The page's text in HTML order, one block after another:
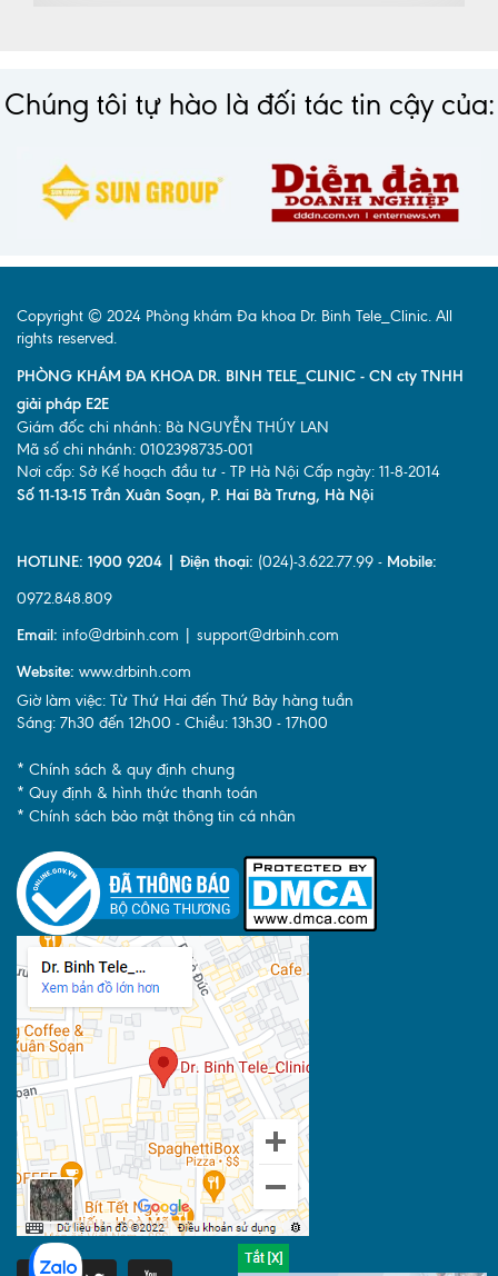
Chúng tôi tự hào là đối tác tin cậy của:
Copyright © 2024 Phòng khám Đa khoa Dr. Binh Tele_Clinic. All
rights reserved.
PHÒNG KHÁM ĐA KHOA DR. BINH TELE_CLINIC - CN cty TNHH
giải pháp E2E
Giám đốc chi nhánh: Bà NGUYỄN THÚY LAN
Mã số chi nhánh: 0102398735-001
Nơi cấp: Sở Kế hoạch đầu tư - TP Hà Nội Cấp ngày: 11-8-2014
Số 11-13-15 Trần Xuân Soạn, P. Hai Bà Trưng, Hà Nội
HOTLINE: 1900 9204 | Điện thoại: (024)-3.622.77.99 - Mobile:
0972.848.809
Email: info@drbinh.com | support@drbinh.com
Website: www.drbinh.com
Giờ làm việc: Từ Thứ Hai đến Thứ Bảy hàng tuần
Sáng: 7h30 đến 12h00 - Chiều: 13h30 - 17h00
* Chính sách & quy định chung
* Quy định & hình thức thanh toán
* Chính sách bảo mật thông tin cá nhân